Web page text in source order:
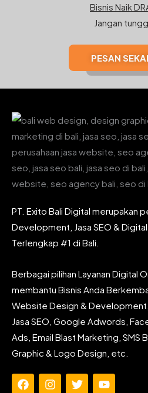
Bisnis Naik
Jangan
PESAN
PT. Exito Bali Digital merupakan
Development, Jasa SEO &
Terlengkap #1 di Bali.
Berbagai pilihan Layanan Digital
membantu Bisnis Anda
Website Design &
Jasa SEO, Google Adwords,
Ads, Email Blast Marketing, SMS
Graphic & Logo Design, etc.